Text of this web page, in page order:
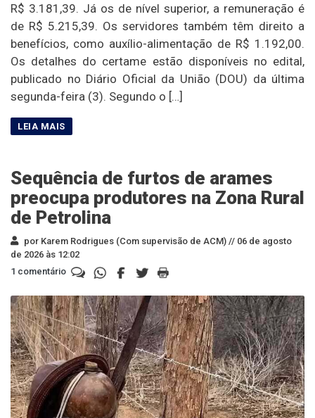
R$ 3.181,39. Já os de nível superior, a remuneração é
de R$ 5.215,39. Os servidores também têm direito a
benefícios, como auxílio-alimentação de R$ 1.192,00.
Os detalhes do certame estão disponíveis no edital,
publicado no Diário Oficial da União (DOU) da última
segunda-feira (3). Segundo o […]
Sequência de furtos de arames
preocupa produtores na Zona Rural
de Petrolina
por Karem Rodrigues (Com supervisão de ACM) // 06 de agosto
de 2026 às 12:02
1 comentário